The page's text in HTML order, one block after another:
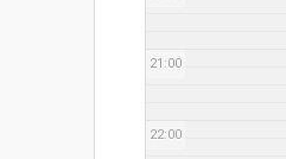
21:00
22:00